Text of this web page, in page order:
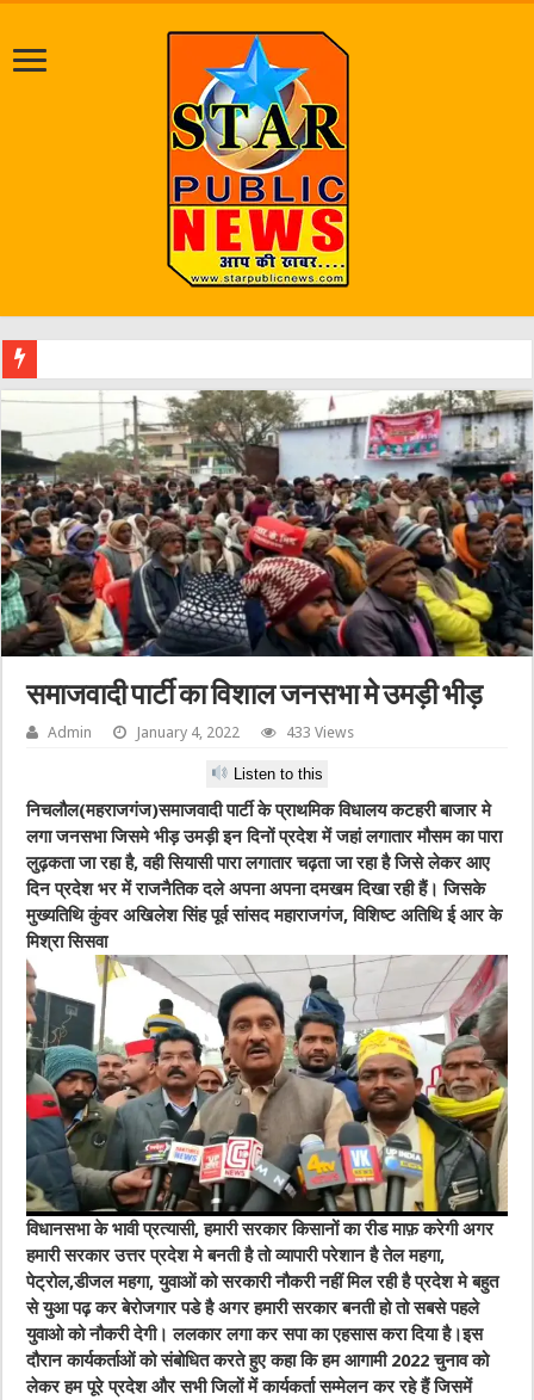
समाजवादी पार्टी का विशाल जनसभा मे उमड़ी भीड़
Admin January 4, 2022 433 Views
Listen to this
निचलौल(महराजगंज)समाजवादी पार्टी के प्राथमिक विधालय कटहरी बाजार मे
लगा जनसभा जिसमे भीड़ उमड़ी इन दिनों प्रदेश में जहां लगातार मौसम का पारा
लुढ़कता जा रहा है, वही सियासी पारा लगातार चढ़ता जा रहा है जिसे लेकर आए
दिन प्रदेश भर में राजनैतिक दले अपना अपना दमखम दिखा रही हैं। जिसके
मुख्यतिथि कुंवर अखिलेश सिंह पूर्व सांसद महाराजगंज, विशिष्ट अतिथि ई आर के
मिश्रा सिसवा
विधानसभा के भावी प्रत्यासी, हमारी सरकार किसानों का रीड माफ़ करेगी अगर
हमारी सरकार उत्तर प्रदेश मे बनती है तो व्यापारी परेशान है तेल महगा,
पेट्रोल,डीजल महगा, युवाओं को सरकारी नौकरी नहीं मिल रही है प्रदेश मे बहुत
से युआ पढ़ कर बेरोजगार पडे है अगर हमारी सरकार बनती हो तो सबसे पहले
युवाओ को नौकरी देगी। ललकार लगा कर सपा का एहसास करा दिया है।इस
दौरान कार्यकर्ताओं को संबोधित करते हुए कहा कि हम आगामी 2022 चुनाव को
लेकर हम पूरे प्रदेश और सभी जिलों में कार्यकर्ता सम्मेलन कर रहे हैं जिसमें